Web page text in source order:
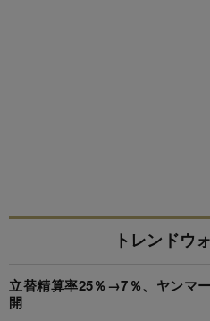
トレンドウ
立替精算率25％→7％、ヤンマ
開